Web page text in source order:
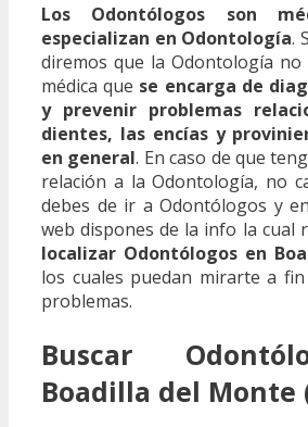
Los Odontólogos son
especializan en Odontología.
diremos que la Odontología
médica que se encarga de
y prevenir problemas
dientes, las encías y
en general. En caso de que
relación a la Odontología, no
debes de ir a Odontólogos y
web dispones de la info la cual
localizar Odontólogos en
los cuales puedan mirarte a
problemas.
Buscar
Boadilla del Monte